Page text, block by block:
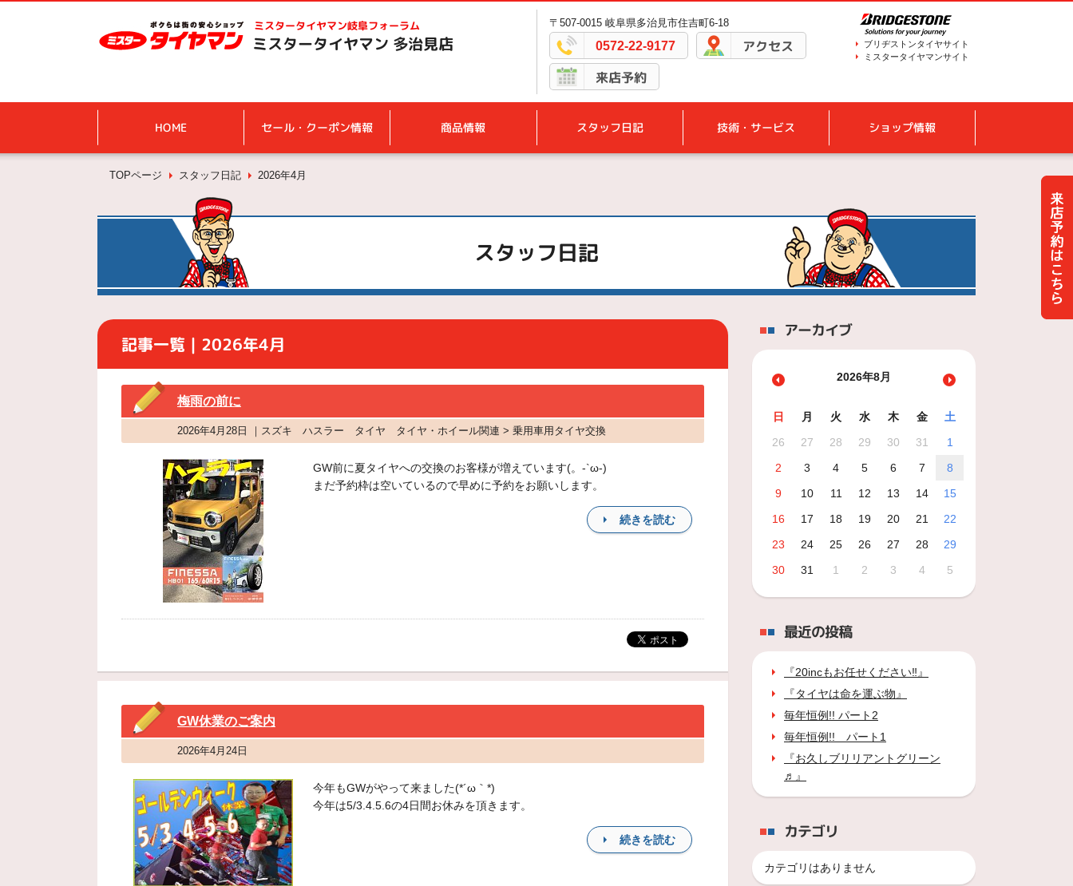
ミスタータイヤマン岐阜フォーラム
ミスタータイヤマン 多治見店
〒507-0015 岐阜県多治見市住吉町6-18
0572-22-9177 アクセス
来店予約
ブリヂストンタイヤサイト
ミスタータイヤマンサイト
HOME セール・クーポン情報 商品情報 スタッフ日記 技術・サービス ショップ情報
TOPページ スタッフ日記 2026年4月
スタッフ日記
記事一覧｜2026年4月
梅雨の前に
2026年4月28日 ｜スズキ ハスラー タイヤ タイヤ・ホイール関連 > 乗用車用タイヤ交換
GW前に夏タイヤへの交換のお客様が増えています(。-`ω-)
まだ予約枠は空いているので早めに予約をお願いします。
続きを読む
GW休業のご案内
2026年4月24日
今年もGWがやって来ました(*´ω｀*)
今年は5/3.4.5.6の4日間お休みを頂きます。
続きを読む
アーカイブ
2026年8月
日 月 火 水 木 金
土
26
27 28 29 30 31
1
2
3 4 5 6 7
8
9
10 11 12 13 14
15
16
17 18 19 20 21
22
23
24 25 26 27 28
29
30
31 1 2 3 4 5
最近の投稿
『20incもお任せください‼』
『タイヤは命を運ぶ物』
毎年恒例!! パート2
毎年恒例!! パート1
『お久しブリリアントグリーン
♬』
カテゴリ
カテゴリはありません